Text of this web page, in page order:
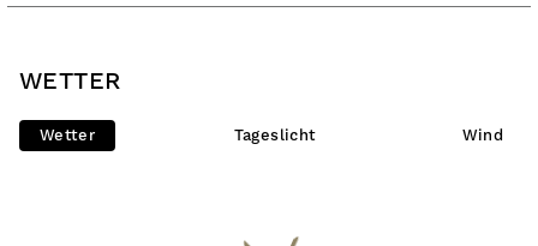
WETTER
Wetter Tageslicht Wind